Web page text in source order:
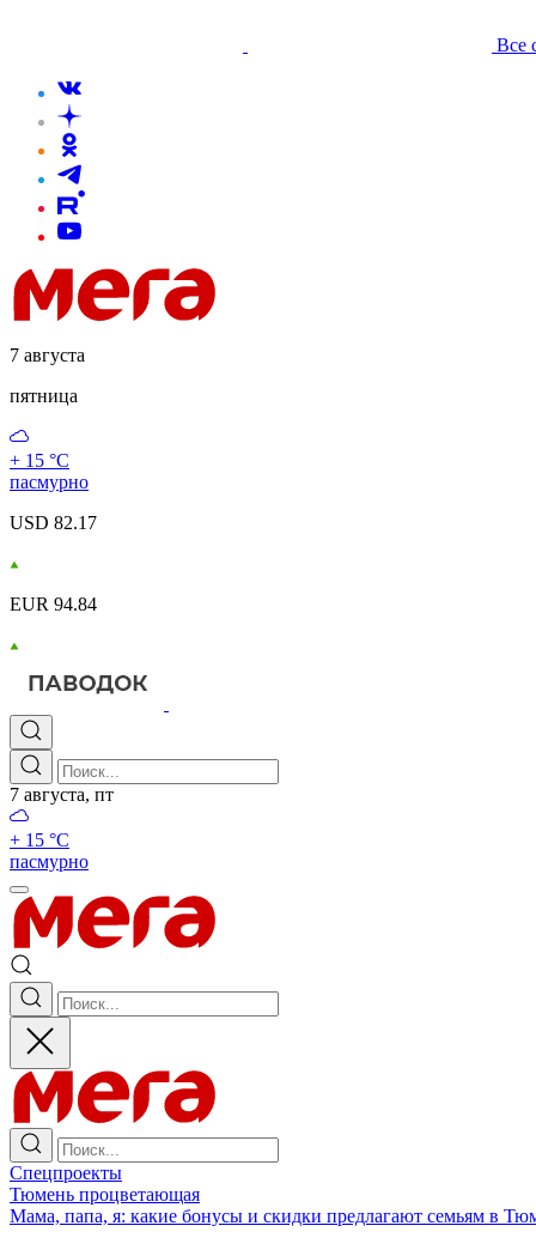
Все
7 августа
пятница
+ 15 °С
пасмурно
USD 82.17
EUR 94.84
7 августа, пт
+ 15 °С
пасмурно
Спецпроекты
Тюмень процветающая
Мама, папа, я: какие бонусы и скидки предлагают семьям в